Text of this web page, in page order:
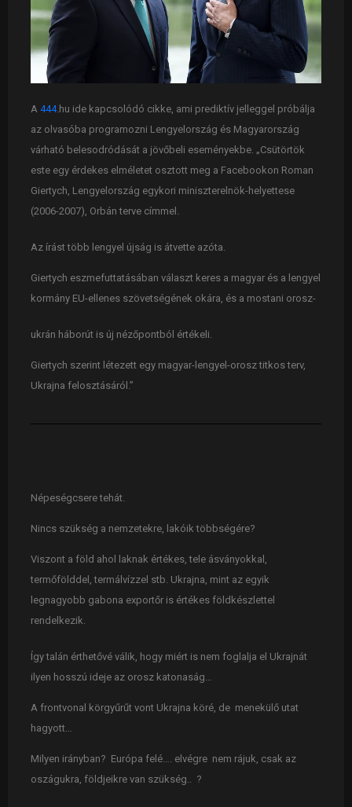
A444.hu ide kapcsolódó cikke, ami prediktív jelleggel próbálja
az olvasóba programozni Lengyelország és Magyarország
várható belesodródását a jövőbeli eseményekbe. „Csütörtök
este egy érdekes elméletet osztott meg a Facebookon Roman
Giertych, Lengyelország egykori miniszterelnök-helyettese
(2006-2007), Orbán terve címmel.
Az írást több lengyel újság is átvette azóta.
Giertych eszmefuttatásában választ keres a magyar és a lengyel
kormány EU-ellenes szövetségének okára, és a mostani orosz-
ukrán háborút is új nézőpontból értékeli.
Giertych szerint létezett egy magyar-lengyel-orosz titkos terv,
Ukrajna felosztásáról.”
Népeségcsere tehát.
Nincs szükség a nemzetekre, lakóik többségére?
Viszont a föld ahol laknak értékes, tele ásványokkal,
termőfölddel, termálvízzel stb. Ukrajna, mint az egyik
legnagyobb gabona exportőr is értékes földkészlettel
rendelkezik.
Így talán érthetővé válik, hogy miért is nem foglalja el Ukrajnát
ilyen hosszú ideje az orosz katonaság…
A frontvonal körgyűrűt vont Ukrajna köré, de menekülő utat
hagyott…
Milyen irányban? Európa felé…. elvégre nem rájuk, csak az
oszágukra, földjeikre van szükség.. ?